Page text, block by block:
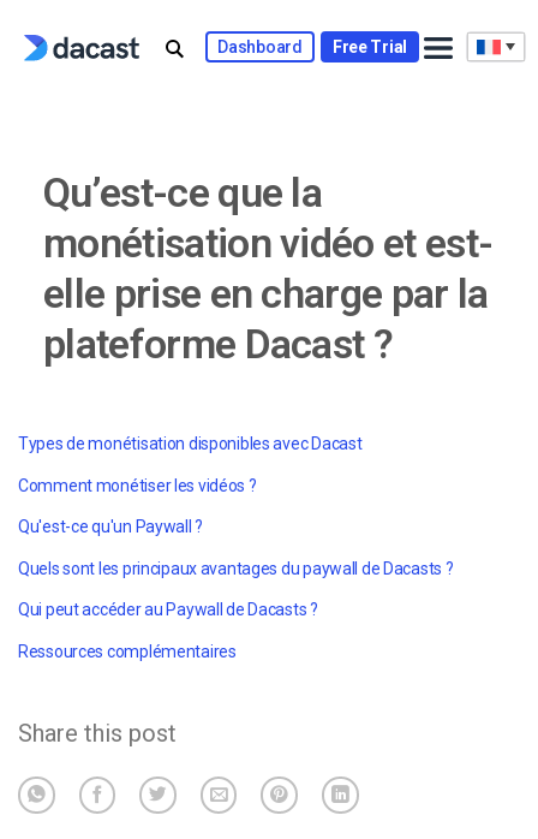
Dashboard Free Trial
Qu’est-ce que la
monétisation vidéo et est-
elle prise en charge par la
plateforme Dacast ?
Types de monétisation disponibles avec Dacast
Comment monétiser les vidéos ?
Qu'est-ce qu'un Paywall ?
Quels sont les principaux avantages du paywall de Dacasts ?
Qui peut accéder au Paywall de Dacasts ?
Ressources complémentaires
Share this post